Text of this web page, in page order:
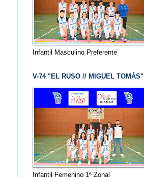
Infantil Masculino Preferente
V-74 "EL RUSO // MIGUEL TOMÁS"
Infantil Femenino 1ª Zonal